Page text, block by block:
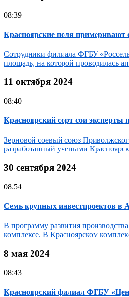
08:39
Красноярские поля примеривают
Сотрудники филиала ФГБУ
площадь, на которой проводилась
11 октября 2024
08:40
Красноярский сорт сои эксперты
Зерновой соевый союз
разработанный учеными
30 сентября 2024
08:54
Семь крупных инвестпроектов в
В программу развития
комплексе. В Красноярском
8 мая 2024
08:43
Красноярский филиал ФГБУ